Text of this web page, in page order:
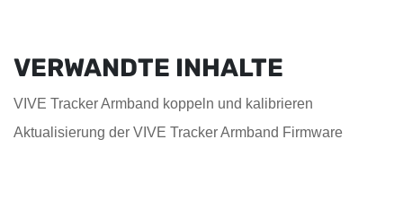
VERWANDTE INHALTE
VIVE Tracker Armband koppeln und kalibrieren
Aktualisierung der VIVE Tracker Armband Firmware